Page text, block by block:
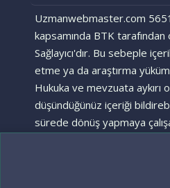
Uzmanwebmaster.com 5651
kapsamında BTK tarafından
Sağlayıcı'dır. Bu sebeple
etme ya da araştırma
Hukuka ve mevzuata aykırı
düşündüğünüz içeriği
sürede dönüş yapmaya